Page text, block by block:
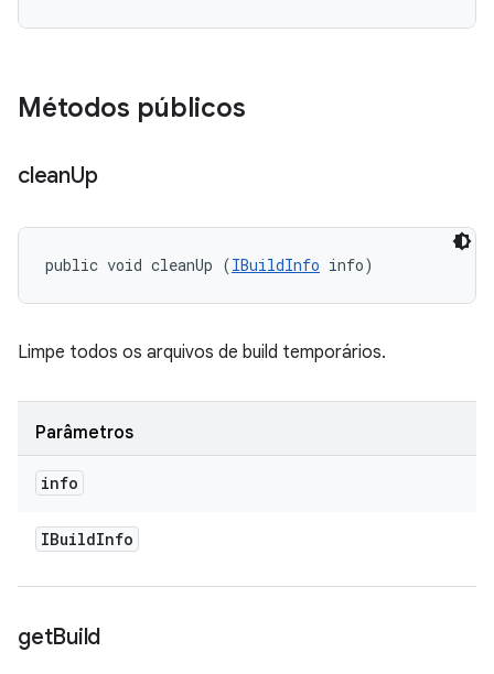
Métodos públicos
cleanUp
public void cleanUp (IBuildInfo info)
Limpe todos os arquivos de build temporários.
Parâmetros
info
IBuildInfo
getBuild